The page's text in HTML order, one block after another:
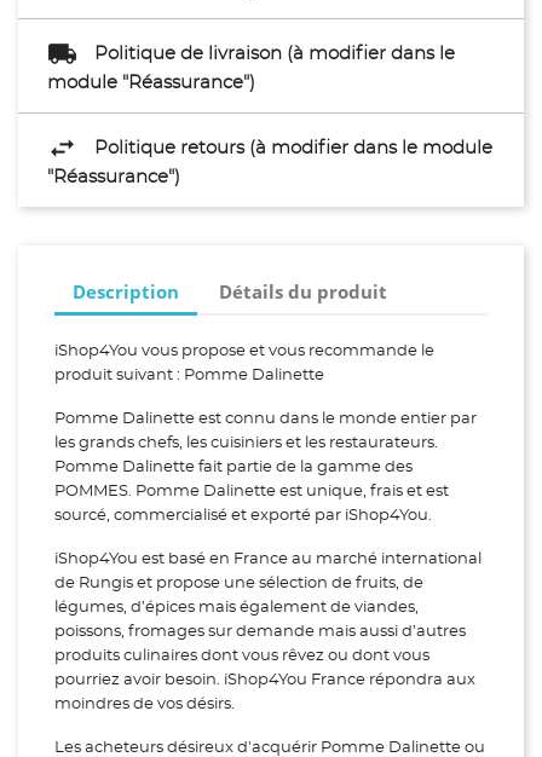
Politique de livraison (à modifier dans le
module "Réassurance")
Politique retours (à modifier dans le module
"Réassurance")
Description Détails du produit
iShop4You vous propose et vous recommande le
produit suivant : Pomme Dalinette
Pomme Dalinette est connu dans le monde entier par
les grands chefs, les cuisiniers et les restaurateurs.
Pomme Dalinette fait partie de la gamme des
POMMES. Pomme Dalinette est unique, frais et est
sourcé, commercialisé et exporté par iShop4You.
iShop4You est basé en France au marché international
de Rungis et propose une sélection de fruits, de
légumes, d’épices mais également de viandes,
poissons, fromages sur demande mais aussi d’autres
produits culinaires dont vous rêvez ou dont vous
pourriez avoir besoin. iShop4You France répondra aux
moindres de vos désirs.
Les acheteurs désireux d'acquérir Pomme Dalinette ou